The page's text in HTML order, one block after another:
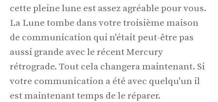
cette pleine lune est assez agréable pour vous.
La Lune tombe dans votre troisième maison
de communication qui n'était peut-être pas
aussi grande avec le récent Mercury
rétrograde. Tout cela changera maintenant. Si
votre communication a été avec quelqu'un il
est maintenant temps de le réparer.